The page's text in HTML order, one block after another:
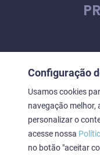
Downstage ©
Configuração
Usamos cookies
navegação melhor,
personalizar o
acesse nossa
no botão "aceitar